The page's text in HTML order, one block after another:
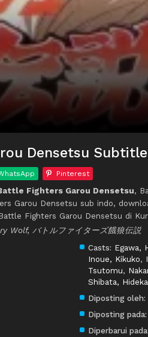
Densetsu
Pinterest
Fighters Garou Densetsu,
Garou Densetsu sub indo,
Fighters Garou Densetsu di
Wolf, バトルファイターズ餓狼伝説
Casts: Egawa,
Inoue, Kikuko,
Tsutomu,
Shibata,
Diposting oleh:
Diposting pada:
Diperbarui pada: